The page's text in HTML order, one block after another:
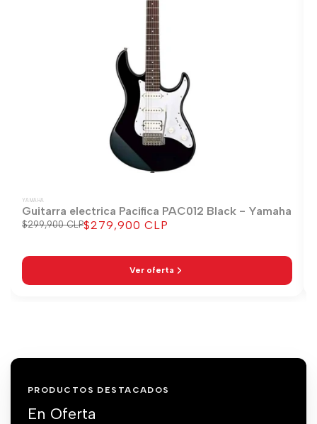
YAMAHA
Guitarra electrica Pacifica PAC012 Black - Yamaha
Precio
$299,900 CLPPrecio
$279,900 CLP
Ver oferta
PRODUCTOS DESTACADOS
En Oferta